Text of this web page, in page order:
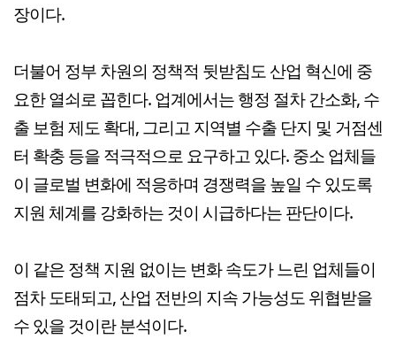
장이다.
더불어 정부 차원의 정책적 뒷받침도 산업 혁신에 중
요한 열쇠로 꼽힌다. 업계에서는 행정 절차 간소화, 수
출 보험 제도 확대, 그리고 지역별 수출 단지 및 거점센
터 확충 등을 적극적으로 요구하고 있다. 중소 업체들
이 글로벌 변화에 적응하며 경쟁력을 높일 수 있도록
지원 체계를 강화하는 것이 시급하다는 판단이다.
이 같은 정책 지원 없이는 변화 속도가 느린 업체들이
점차 도태되고, 산업 전반의 지속 가능성도 위협받을
수 있을 것이란 분석이다.